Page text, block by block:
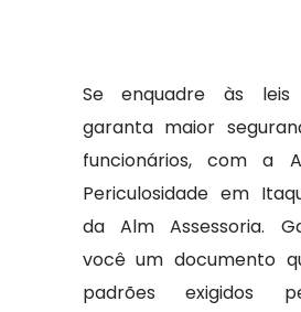
Se enquadre às
garanta maior
funcionários, com a
Periculosidade em
da Alm Assessoria.
você um documento
padrões exigidos